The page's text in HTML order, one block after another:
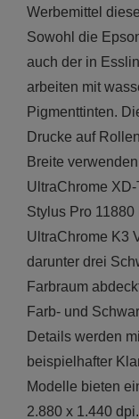
Werbemittel
Sowohl die
auch der in
arbeiten mit
Pigmenttinten.
Drucke auf
Breite
UltraChrome
Stylus Pro
UltraChrome K3
darunter drei
Farbraum
Farb- und
Details werden
beispielhafter
Modelle bieten
2.880 x 1.440